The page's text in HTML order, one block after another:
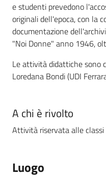
e studenti prevedono
originali dell'epoca, con la
documentazione
"Noi Donne" anno 1946,
Le attività didattiche sono
Loredana Bondi (UDI
A chi è rivolto
Attività riservata alle classi
Luogo